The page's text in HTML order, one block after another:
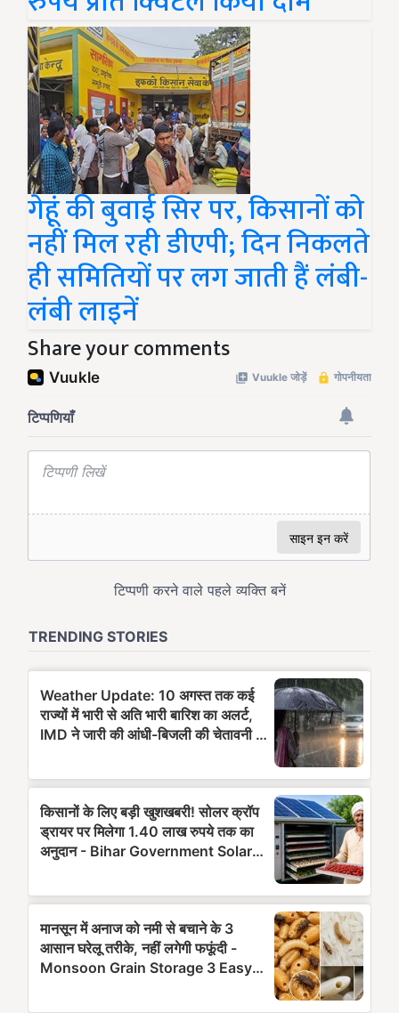
गेहूं की बुवाई सिर पर, किसानों को
नहीं मिल रही डीएपी; दिन निकलते
ही समितियों पर लग जाती हैं लंबी-
लंबी लाइनें
Share your comments